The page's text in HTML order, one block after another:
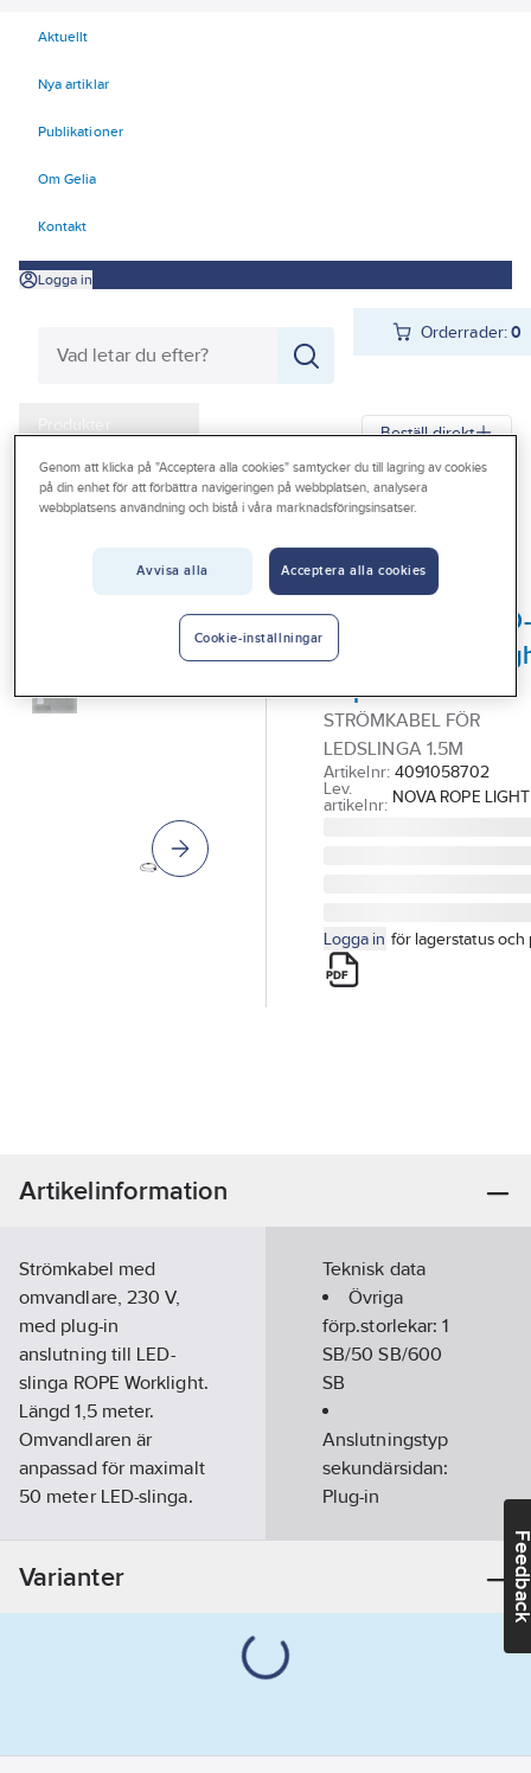
Aktuellt
Nya artiklar
Publikationer
Om Gelia
Kontakt
Logga in
Orderrader:0
Produkter
Kampanjer
Outlet
Beställ direkt
Gelia Produkter Gelia El Belysning Arbetsplatsbelysning
GELIA - WORKLIGHT
Strömkabel
startkabel till LED-
ljusslinga
Rope
STRÖMKABEL FÖR
LEDSLINGA 1.5M
Artikelnr: 4091058702
Lev.
artikelnr: NOVA ROPE
Logga in för lagerstatus och
Artikelinformation
Strömkabel med
omvandlare, 230 V,
med plug-in
anslutning till LED-
slinga ROPE Worklight.
Längd 1,5 meter.
Omvandlaren är
anpassad för maximalt
50 meter LED-slinga.
artikelnr:
NOVA ROPE LIGHT 1005
Ean
Teknisk data
Övriga
förp.storlekar:1
SB/50 SB/600
SB
Anslutningstyp
sekundärsidan:
Plug-in
(IP):IP44
Varianter
Genom att klicka på "Acceptera alla cookies" samtycker du till lagring av cookies
på din enhet för att förbättra navigeringen på webbplatsen, analysera
webbplatsens användning och bistå i våra marknadsföringsinsatser.
Avvisa alla Acceptera alla cookies
Cookie-inställningar